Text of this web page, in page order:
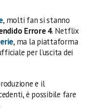
, molti fan si stanno
Errore 4. Netflix
, ma la piattaforma
per l’uscita dei
e il
è possibile fare